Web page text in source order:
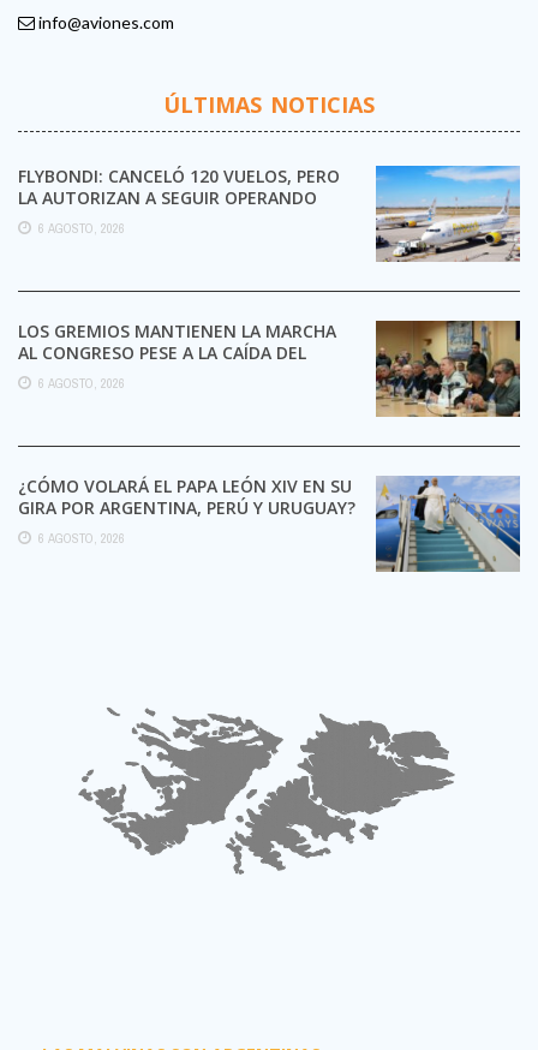
info@aviones.com
ÚLTIMAS NOTICIAS
FLYBONDI: CANCELÓ 120 VUELOS, PERO
LA AUTORIZAN A SEGUIR OPERANDO
6 AGOSTO, 2026
LOS GREMIOS MANTIENEN LA MARCHA
AL CONGRESO PESE A LA CAÍDA DEL
CAPÍTULO DE LA ...
6 AGOSTO, 2026
¿CÓMO VOLARÁ EL PAPA LEÓN XIV EN SU
GIRA POR ARGENTINA, PERÚ Y URUGUAY?
6 AGOSTO, 2026